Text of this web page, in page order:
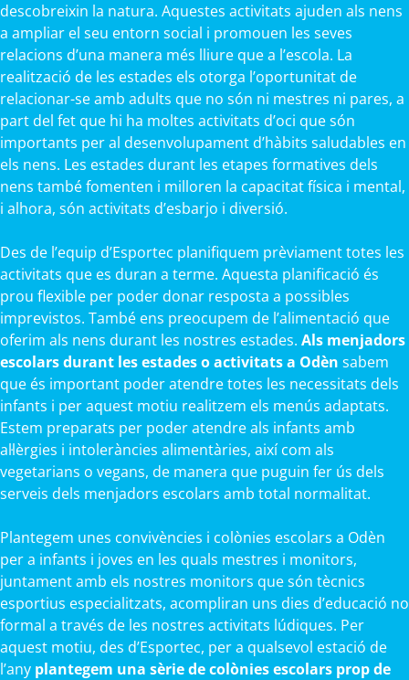
descobreixin la natura. Aquestes activitats ajuden als nens
a ampliar el seu entorn social i promouen les seves
relacions d’una manera més lliure que a l’escola. La
realització de les estades els otorga l’oportunitat de
relacionar-se amb adults que no són ni mestres ni pares, a
part del fet que hi ha moltes activitats d’oci que són
importants per al desenvolupament d’hàbits saludables en
els nens. Les estades durant les etapes formatives dels
nens també fomenten i milloren la capacitat física i mental,
i alhora, són activitats d’esbarjo i diversió.
Des de l’equip d’Esportec planifiquem prèviament totes les
activitats que es duran a terme. Aquesta planificació és
prou flexible per poder donar resposta a possibles
imprevistos. També ens preocupem de l’alimentació que
oferim als nens durant les nostres estades. Als menjadors
escolars durant les estades o activitats a Odèn sabem
que és important poder atendre totes les necessitats dels
infants i per aquest motiu realitzem els menús adaptats.
Estem preparats per poder atendre als infants amb
al·lèrgies i intoleràncies alimentàries, així com als
vegetarians o vegans, de manera que puguin fer ús dels
serveis dels menjadors escolars amb total normalitat.
Plantegem unes convivències i colònies escolars a Odèn
per a infants i joves en les quals mestres i monitors,
juntament amb els nostres monitors que són tècnics
esportius especialitzats, acompliran uns dies d’educació no
formal a través de les nostres activitats lúdiques. Per
aquest motiu, des d’Esportec, per a qualsevol estació de
l’any plantegem una sèrie de colònies escolars prop de